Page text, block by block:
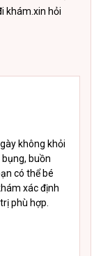
khám.xin hỏi
không khỏi
buồn
có thể bé
xác định
phù hợp.